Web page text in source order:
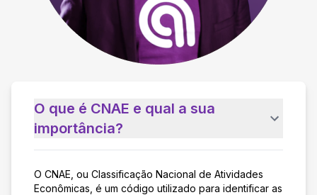
O que é CNAE e qual a sua
importância?
O CNAE, ou Classificação Nacional de Atividades
Econômicas, é um código utilizado para identificar as